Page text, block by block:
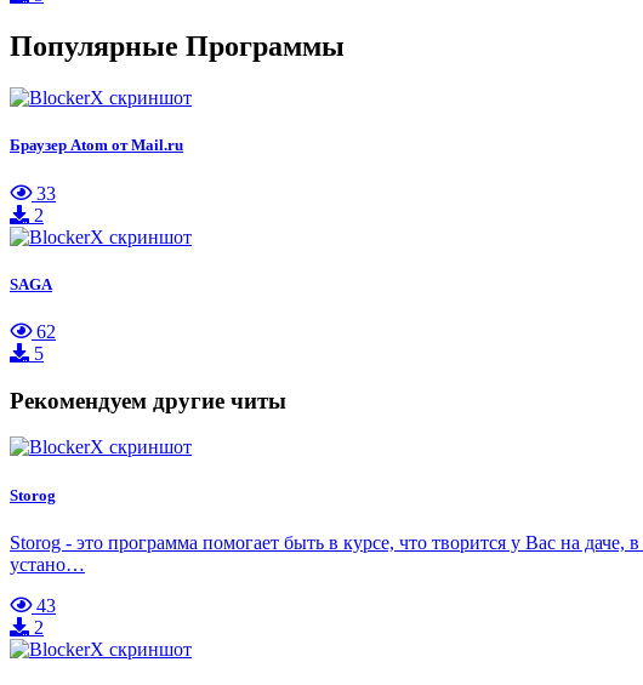
Популярные Программы
Браузер Atom от Mail.ru
33
2
SAGA
62
5
Рекомендуем другие читы
Storog
Storog - это программа помогает быть в курсе, что творится у Вас на
устано…
43
2